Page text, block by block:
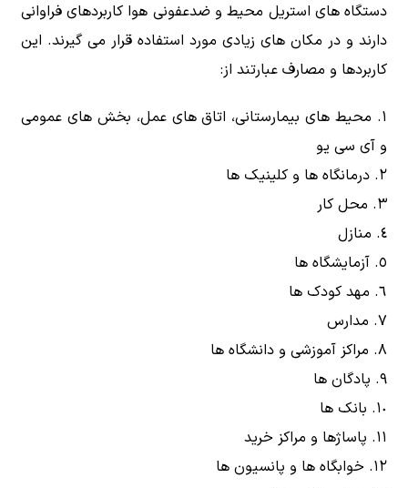
دستگاه های استریل محیط و ضدعفونی هوا کاربردهای فراوانی
دارند و در مکان های زیادی مورد استفاده قرار می گیرند. این
کاربردها و مصارف عبارتند از:
محیط های بیمارستانی، اتاق های عمل، بخش های عمومی
و آی سی یو
درمانگاه ها و کلینیک ها
محل کار
منازل
آزمایشگاه ها
مهد کودک ها
مدارس
مراکز آموزشی و دانشگاه ها
پادگان ها
بانک ها
پاساژها و مراکز خرید
خوابگاه ها و پانسیون ها